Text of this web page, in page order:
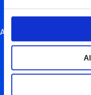
Energy management
Andere
Nieuws